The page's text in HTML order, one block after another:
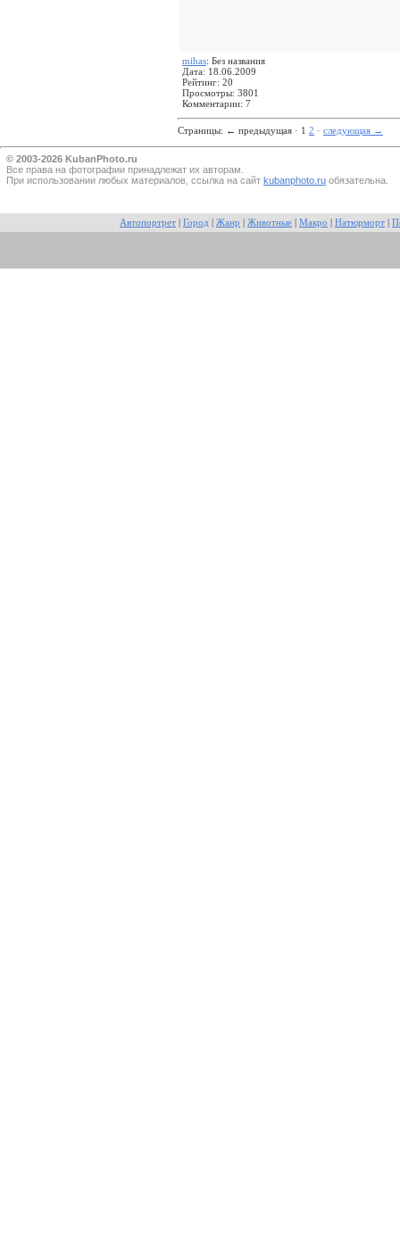
mihas: Без названия
Дата: 18.06.2009
Рейтинг: 20
Просмотры: 3801
Комментарии: 7
Страницы: ← предыдущая · 1 2 · следующая →
© 2003-2026 KubanPhoto.ru
Все прaва на фотографии принадлежат их авторам.
При использовании любых материалов, ссылка на сайт kubanphoto.ru обязательна.
Автопортрет Город Жанр Животные Макро Натюрморт